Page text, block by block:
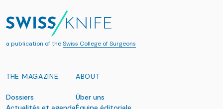
a publication of theSwiss College of Surgeons
THE MAGAZINE
Dossiers
ABOUT
Über uns